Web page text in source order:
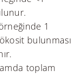
1
bulunması
toplam